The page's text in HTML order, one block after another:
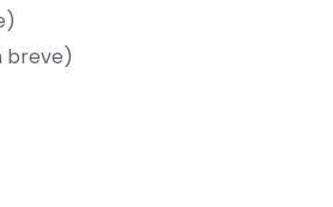
breve)